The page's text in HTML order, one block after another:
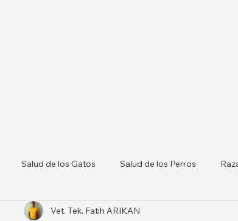
Salud de los Gatos Salud de los Perros
los Perros Lista de Veterinarias por Ciudades
Vet. Tek. Fatih ARIKAN